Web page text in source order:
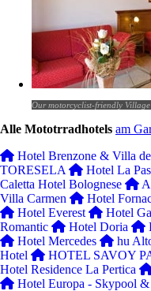
Our motorcyclist-friendly
Alle Mototrradhotels am
Hotel Brenzone & Villa
TORESELA
Hotel La
Caletta Hotel Bolognese
Villa Carmen
Hotel
Hotel Everest
Hotel
Romantic
Hotel Doria
Hotel Mercedes
hu
Hotel
HOTEL SAVOY
Hotel Residence La Pertica
Hotel Europa - Skypool &